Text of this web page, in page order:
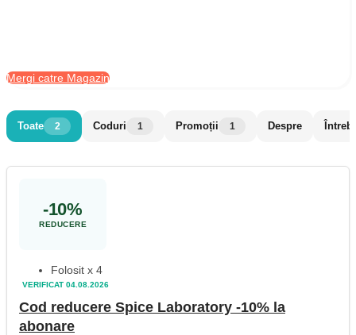
Mergi catre Magazin
Toate 2 Coduri 1 Promoții 1 Despre
-10%
REDUCERE
VERIFICAT 04.08.2026
Folosit x 4
Cod reducere Spice Laboratory -10% la
abonare